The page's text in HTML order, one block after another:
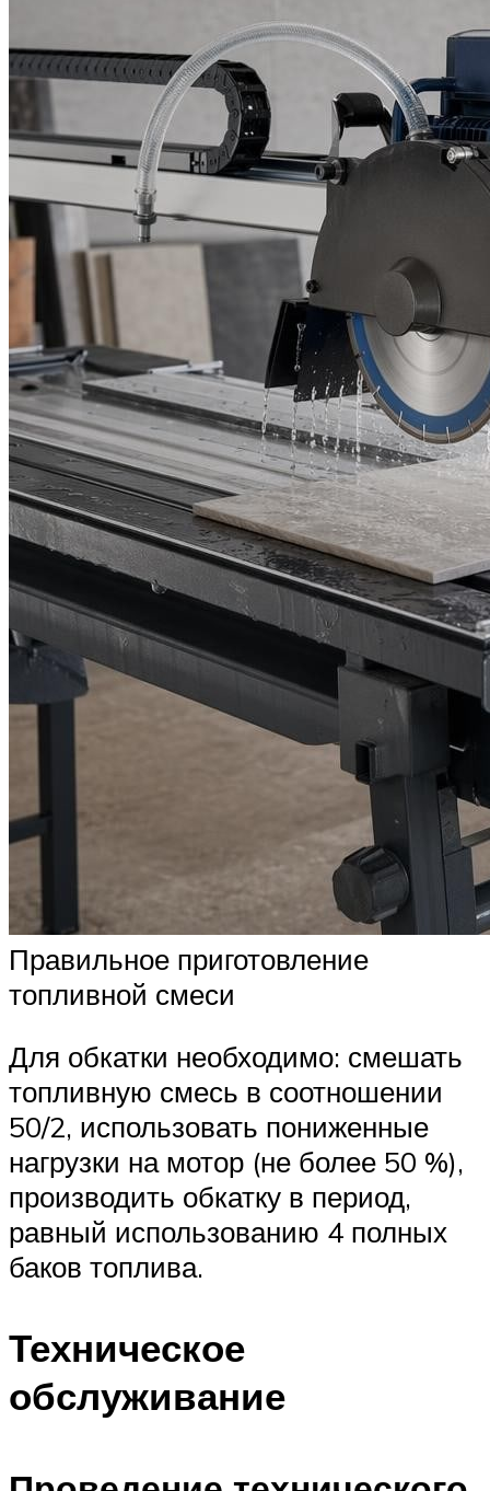
Правильное приготовление
топливной смеси
Для обкатки необходимо: смешать
топливную смесь в соотношении
50/2, использовать пониженные
нагрузки на мотор (не более 50 %),
производить обкатку в период,
равный использованию 4 полных
баков топлива.
Техническое
обслуживание